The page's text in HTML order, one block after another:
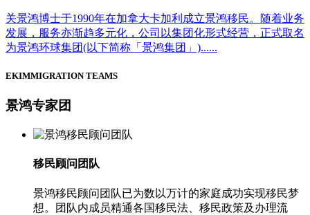
关景鸿博士于1990年在加拿大卡加利成立景鸿移民。随着业务
发展，服务亦渐趋多元化，公司以集团化形式经营，正式取名
为景鸿环球集团(以下简称「景鸿集团」)......
EKIMMIGRATION TEAMS
景鸿专家团
移民顾问团队
景鸿移民顾问团队已为数以万计的家庭成功实现移民梦
想。团队内成员精通各国移民法、移民政策及办理流